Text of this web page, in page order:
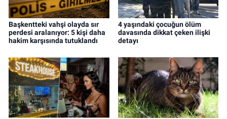
Başkentteki vahşi olayda sır
perdesi aralanıyor: 5 kişi daha
hakim karşısında tutuklandı
4 yaşındaki çocuğun ölüm
davasında dikkat çeken ilişki
detayı